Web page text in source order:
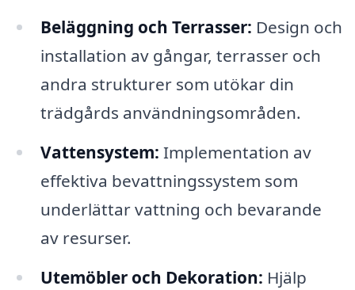
Beläggning och Terrasser: Design och
installation av gångar, terrasser och
andra strukturer som utökar din
trädgårds användningsområden.
Vattensystem: Implementation av
effektiva bevattningssystem som
underlättar vattning och bevarande
av resurser.
Utemöbler och Dekoration: Hjälp